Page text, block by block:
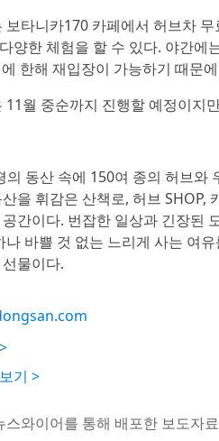
타니카170 카페에서 허브차
양한 체험을 할 수 있다. 야간에
한해 재입장이 가능하기 때문
월 중순까지 진행할 예정이지
동산 속에 150여 종의 허브와
을 휘감은 산책로, 허브
간이다. 번잡한 일상과 긴장된
바쁠 것 없는 느리게 사는 여
물이다.
기 >
스와이어를 통해 배포한 보도자